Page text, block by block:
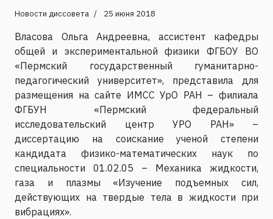
Новости диссовета 25 июня 2018
Власова Ольга Андреевна, ассистент кафедры
общей и экспериментальной физики ФГБОУ ВО
«Пермский государственный гуманитарно-
педагогический университет», представила для
размещения на сайте ИМСС УрО РАН – филиала
ФГБУН «Пермский федеральный
исследовательский центр УРО РАН» –
диссертацию на соискание ученой степени
кандидата физико-математических наук по
специальности 01.02.05 – Механика жидкости,
газа и плазмы «Изучение подъемных сил,
действующих на твердые тела в жидкости при
вибрациях».